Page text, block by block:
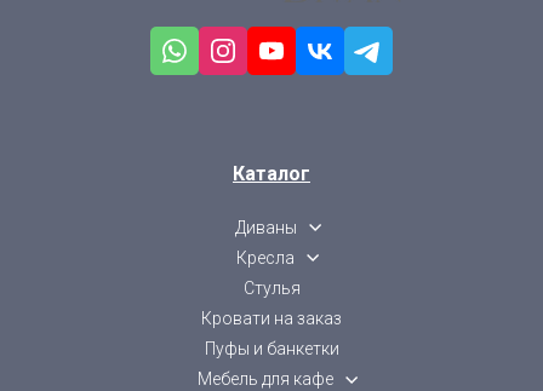
Каталог
Диваны
Кресла
Стулья
Кровати на заказ
Пуфы и банкетки
Мебель для кафе